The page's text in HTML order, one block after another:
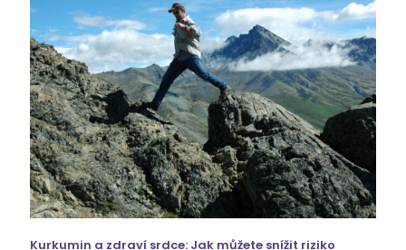
Kurkumin a zdraví srdce: Jak můžete snížit riziko